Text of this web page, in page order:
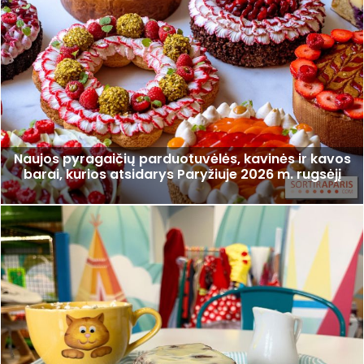
Naujos pyragaičių parduotuvėlės, kavinės ir kavos
barai, kurios atsidarys Paryžiuje 2026 m. rugsėjį